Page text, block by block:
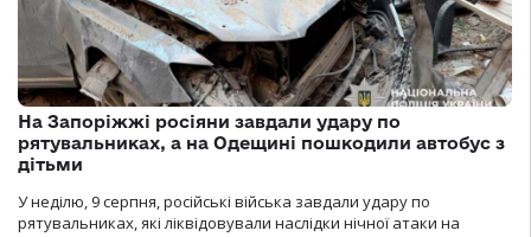
На Запоріжжі росіяни завдали удару по
рятувальниках, а на Одещині пошкодили автобус з
дітьми
У неділю, 9 серпня, російські війська завдали удару по
рятувальниках, які ліквідовували наслідки нічної атаки на